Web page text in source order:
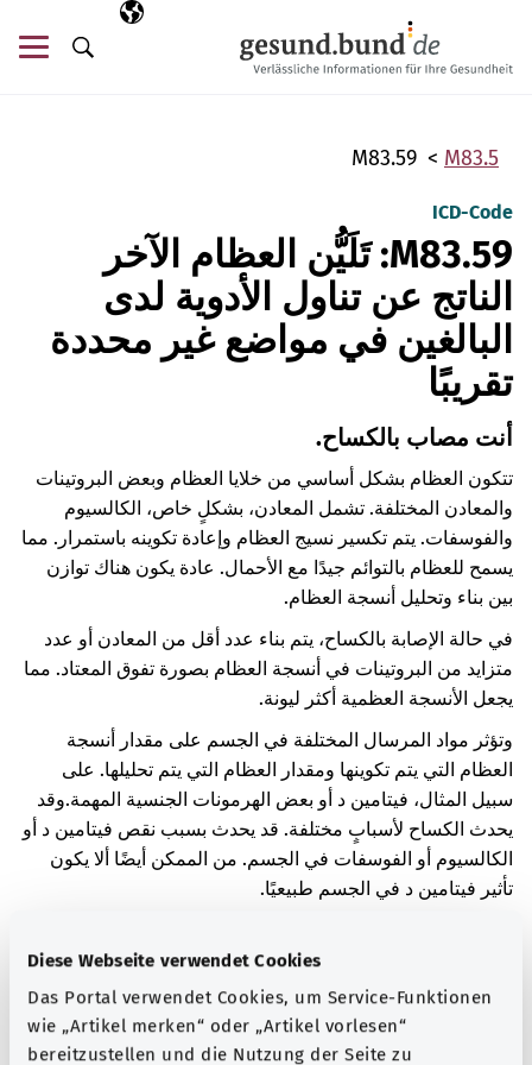
Diese Webseite verwendet Cookies
Das Portal verwendet Cookies, um Service-Funktionen
wie „Artikel merken“ oder „Artikel vorlesen“
bereitzustellen und die Nutzung der Seite zu
اللغة المختارة
AR
البحث
M83.5
M83.59
ICD-Code
M83.59: تَلَيُّن العظام الآخر
الناتج عن تناول الأدوية لدى
البالغين في مواضع غير محددة
تقريبًا
أنت مصاب بالكساح.
تتكون العظام بشكل أساسي من خلايا العظام وبعض البروتينات
والمعادن المختلفة. تشمل المعادن، بشكلٍ خاص، الكالسيوم
والفوسفات. يتم تكسير نسيج العظام وإعادة تكوينه باستمرار. مما
يسمح للعظام بالتوائم جيدًا مع الأحمال. عادة يكون هناك توازن
بين بناء وتحليل أنسجة العظام.
في حالة الإصابة بالكساح، يتم بناء عدد أقل من المعادن أو عدد
متزايد من البروتينات في أنسجة العظام بصورة تفوق المعتاد. مما
يجعل الأنسجة العظمية أكثر ليونة.
وتؤثر مواد المرسال المختلفة في الجسم على مقدار أنسجة
العظام التي يتم تكوينها ومقدار العظام التي يتم تحليلها. على
سبيل المثال، فيتامين د أو بعض الهرمونات الجنسية المهمة.وقد
يحدث الكساح لأسبابٍ مختلفة. قد يحدث بسبب نقص فيتامين د أو
الكالسيوم أو الفوسفات في الجسم. من الممكن أيضًا ألا يكون
تأثير فيتامين د في الجسم طبيعيًا.
طويلة. قد تتسبب بعض الأدوية في الإصابة بالكساح.
قد يسبب الكساح ألمًا في العظام. وقد يظهر الألم بشكلٍ أساسيّ
عندما تحمل العظام وزنًا كبيرًا. ويسري ذلك على العمود الفقري